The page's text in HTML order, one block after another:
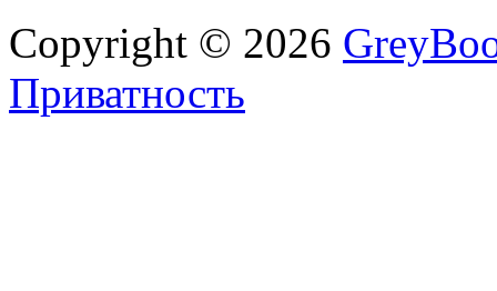
Copyright © 2026
Приватность